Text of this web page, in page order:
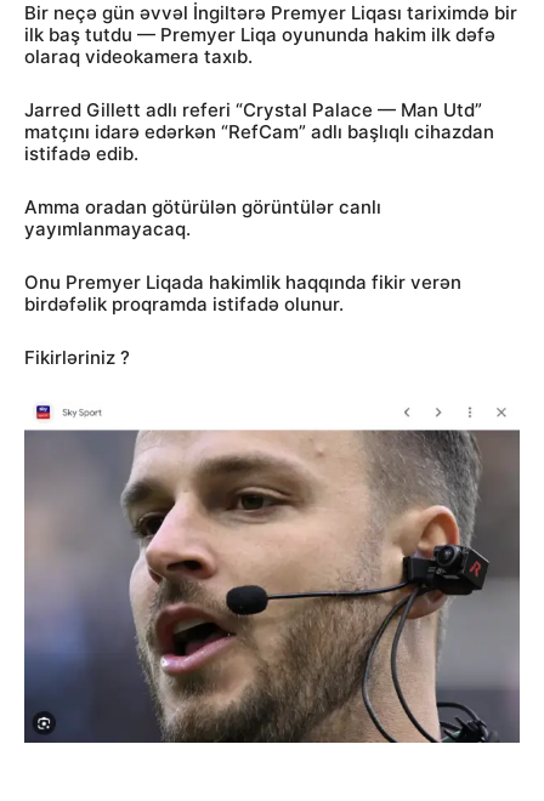
Bir neçə gün əvvəl İngiltərə Premyer Liqası tariximdə bir
ilk baş tutdu — Premyer Liqa oyununda hakim ilk dəfə
olaraq videokamera taxıb.
Jarred Gillett adlı referi “Crystal Palace — Man Utd”
matçını idarə edərkən “RefCam” adlı başlıqlı cihazdan
istifadə edib.
Amma oradan götürülən görüntülər canlı
yayımlanmayacaq.
Onu Premyer Liqada hakimlik haqqında fikir verən
birdəfəlik proqramda istifadə olunur.
Fikirləriniz ?